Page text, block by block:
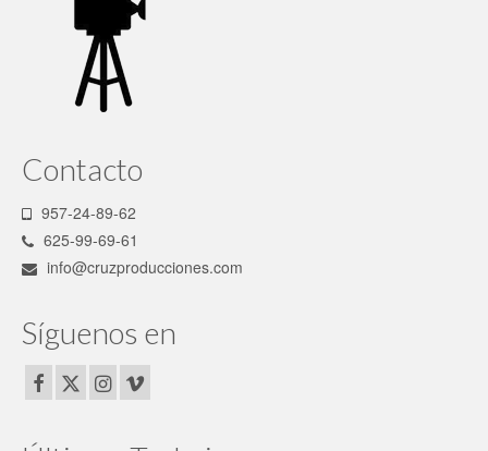
Contacto
957-24-89-62
625-99-69-61
info@cruzproducciones.com
Síguenos en